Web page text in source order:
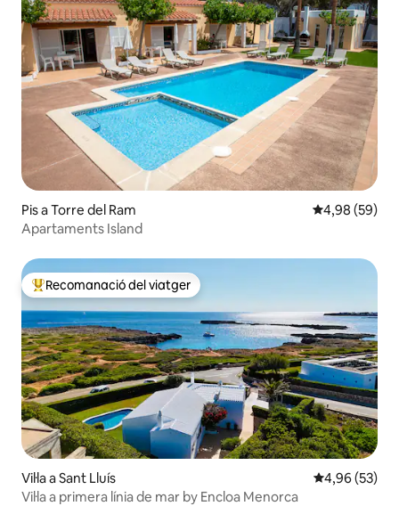
Pis a Torre del Ram 4,98 de
4,98 (59)
Apartaments Island
Principals recomanacions dels viatgers
Recomanació del viatger
Vil·la a Sant Lluís 4,96 de
4,96 (53)
Vil·la a primera línia de mar by Encloa Menorca